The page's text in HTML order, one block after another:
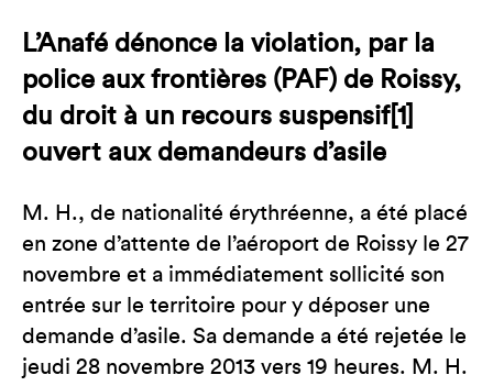
L’Anafé dénonce la violation, par la
police aux frontières (PAF) de Roissy,
du droit à un recours suspensif[1]
ouvert aux demandeurs d’asile
M. H., de nationalité érythréenne, a été placé
en zone d’attente de l’aéroport de Roissy le 27
novembre et a immédiatement sollicité son
entrée sur le territoire pour y déposer une
demande d’asile. Sa demande a été rejetée le
jeudi 28 novembre 2013 vers 19 heures. M. H.